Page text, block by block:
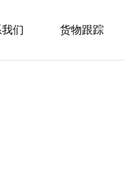
们 货物跟踪